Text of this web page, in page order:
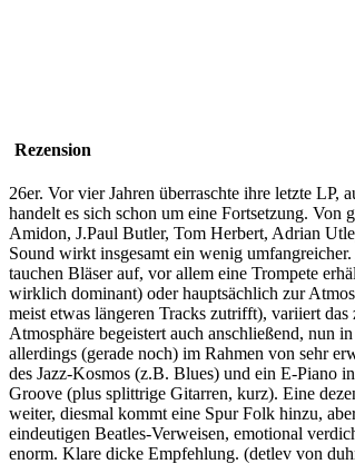
Rezension
26er. Vor vier Jahren überraschte ihre letzte
handelt es sich schon um eine Fortsetzung.
Amidon, J.Paul Butler, Tom Herbert, Adrian
Sound wirkt insgesamt ein wenig
tauchen Bläser auf, vor allem eine Trompete
wirklich dominant) oder hauptsächlich zur
meist etwas längeren Tracks zutrifft), variiert
Atmosphäre begeistert auch anschließend, nun
allerdings (gerade noch) im Rahmen von sehr
des Jazz-Kosmos (z.B. Blues) und ein E-Piano
Groove (plus splittrige Gitarren, kurz). Eine
weiter, diesmal kommt eine Spur Folk hinzu,
eindeutigen Beatles-Verweisen, emotional
enorm. Klare dicke Empfehlung. (detlev von